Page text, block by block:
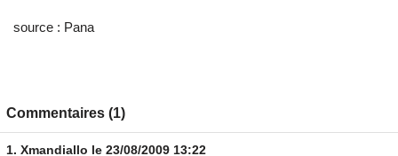
source : Pana
Commentaires (1)
1. Xmandiallo le 23/08/2009 13:22